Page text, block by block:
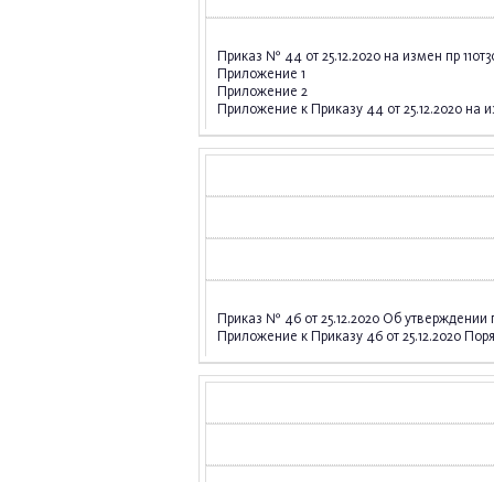
Приказ № 44 от 25.12.2020 на измен пр
Приложение 1
Приложение 2
Приложение к Приказу 44 от 25.12.2020 на
Приказ № 46 от 25.12.2020 Об
Приложение к Приказу 46 от 25.12.2020